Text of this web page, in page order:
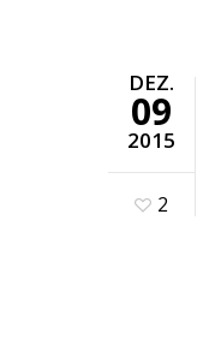
DEZ.
09
2015
2